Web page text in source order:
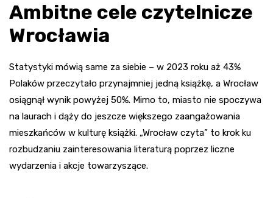
Ambitne cele czytelnicze
Wrocławia
Statystyki mówią same za siebie – w 2023 roku aż 43%
Polaków przeczytało przynajmniej jedną książkę, a Wrocław
osiągnął wynik powyżej 50%. Mimo to, miasto nie spoczywa
na laurach i dąży do jeszcze większego zaangażowania
mieszkańców w kulturę książki. „Wrocław czyta” to krok ku
rozbudzaniu zainteresowania literaturą poprzez liczne
wydarzenia i akcje towarzyszące.